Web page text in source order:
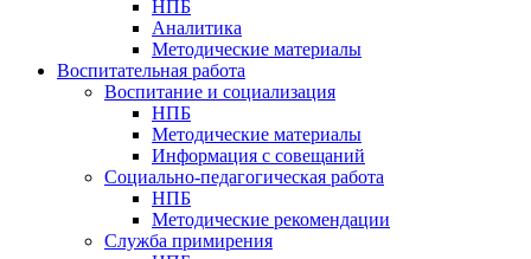
НПБ
Аналитика
Методические материалы
Воспитательная работа
Воспитание и социализация
НПБ
Методические материалы
Информация с совещаний
Социально-педагогическая работа
НПБ
Методические рекомендации
Служба примирения